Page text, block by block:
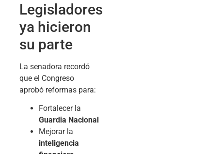
Legisladores
ya hicieron
su parte
La senadora recordó
que el Congreso
aprobó reformas para:
Fortalecer la
Guardia Nacional
Mejorar la
inteligencia